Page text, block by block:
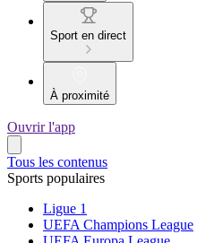
Sport en direct
À proximité
Ouvrir l'app
Tous les contenus
Sports populaires
Ligue 1
UEFA Champions League